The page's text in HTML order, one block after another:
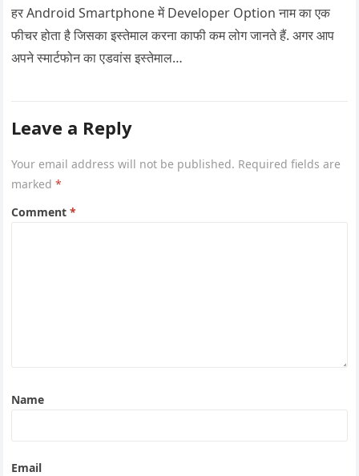
हर Android Smartphone में Developer Option नाम का एक
फीचर होता है जिसका इस्तेमाल करना काफी कम लोग जानते हैं. अगर आप
अपने स्मार्टफोन का एडवांस इस्तेमाल…
Leave a Reply
Your email address will not be published. Required fields are
marked*
Comment*
Name
Email